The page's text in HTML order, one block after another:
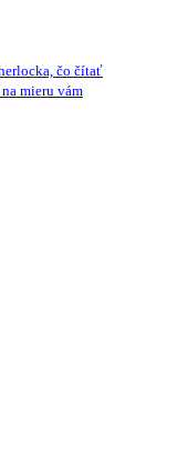
čo čítať
mieru vám